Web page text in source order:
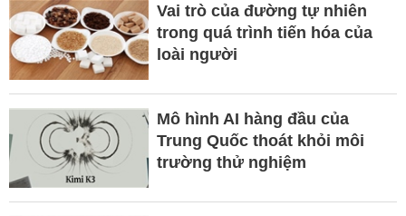
Vai trò của đường tự nhiên
trong quá trình tiến hóa của
loài người
Mô hình AI hàng đầu của
Trung Quốc thoát khỏi môi
trường thử nghiệm